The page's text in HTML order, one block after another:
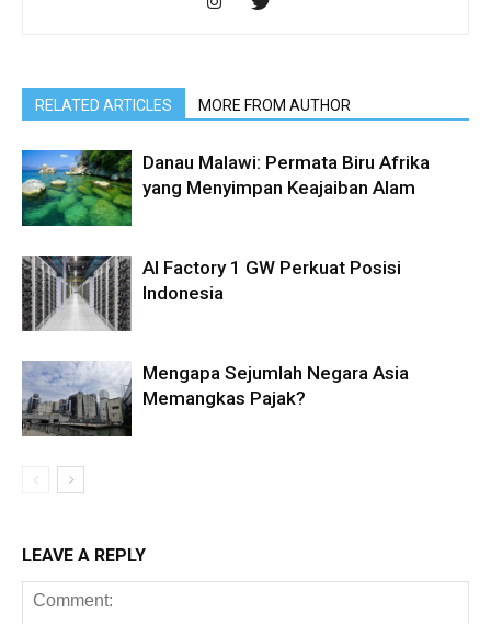
RELATED ARTICLES MORE FROM AUTHOR
Danau Malawi: Permata Biru Afrika
yang Menyimpan Keajaiban Alam
AI Factory 1 GW Perkuat Posisi
Indonesia
Mengapa Sejumlah Negara Asia
Memangkas Pajak?
LEAVE A REPLY